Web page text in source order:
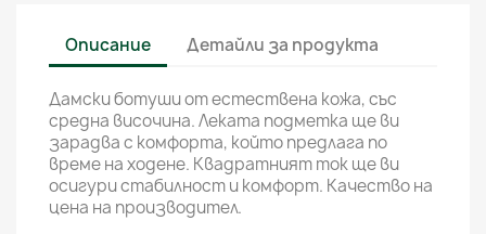
Описание Детайли за продукта
Дамски ботуши от естествена кожа, със
средна височина. Леката подметка ще ви
зарадва с комфорта, който предлага по
време на ходене. Квадратният ток ще ви
осигури стабилност и комфорт. Качество на
цена на производител.